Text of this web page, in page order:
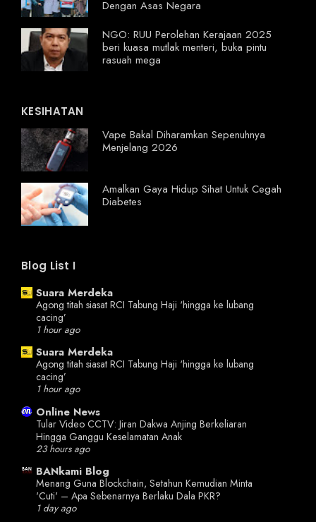
Dengan Asas Negara
NGO: RUU Perolehan Kerajaan 2025
beri kuasa mutlak menteri, buka pintu
rasuah mega
KESIHATAN
Vape Bakal Diharamkan Sepenuhnya
Menjelang 2026
Amalkan Gaya Hidup Sihat Untuk Cegah
Diabetes
Blog List I
Suara Merdeka
Agong titah siasat RCI Tabung Haji ‘hingga ke lubang
cacing’
1 hour ago
Suara Merdeka
Agong titah siasat RCI Tabung Haji ‘hingga ke lubang
cacing’
1 hour ago
Online News
Tular Video CCTV: Jiran Dakwa Anjing Berkeliaran
Hingga Ganggu Keselamatan Anak
23 hours ago
BANkami Blog
Menang Guna Blockchain, Setahun Kemudian Minta
'Cuti' – Apa Sebenarnya Berlaku Dala PKR?
1 day ago